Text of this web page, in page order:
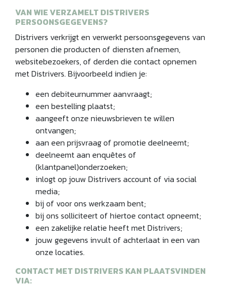
VAN WIE VERZAMELT DISTRIVERS
PERSOONSGEGEVENS?
Distrivers verkrijgt en verwerkt persoonsgegevens van
personen die producten of diensten afnemen,
websitebezoekers, of derden die contact opnemen
met Distrivers. Bijvoorbeeld indien je:
een debiteurnummer aanvraagt;
een bestelling plaatst;
aangeeft onze nieuwsbrieven te willen
ontvangen;
aan een prijsvraag of promotie deelneemt;
deelneemt aan enquêtes of
(klantpanel)onderzoeken;
inlogt op jouw Distrivers account of via social
media;
bij of voor ons werkzaam bent;
bij ons solliciteert of hiertoe contact opneemt;
een zakelijke relatie heeft met Distrivers;
jouw gegevens invult of achterlaat in een van
onze locaties.
CONTACT MET DISTRIVERS KAN PLAATSVINDEN
VIA: